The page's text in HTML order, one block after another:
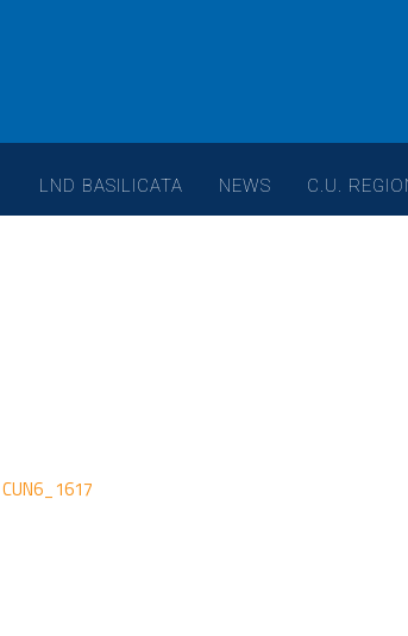
LND BASILICATA NEWS C.U.
CUN6_1617